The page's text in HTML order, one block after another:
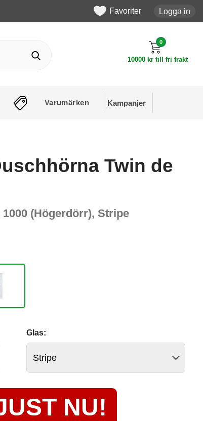
Favoriter Logga in
0
10000 kr till fri frakt
Varumärken Kampanjer
Twin de
(Högerdörr), Stripe
Glas:
NU!